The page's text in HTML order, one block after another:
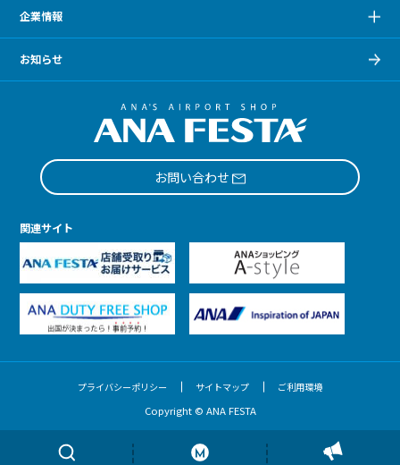
企業情報
お知らせ
お問い合わせ
関連サイト
プライバシーポリシー サイトマップ ご利用環境
Copyright © ANA FESTA